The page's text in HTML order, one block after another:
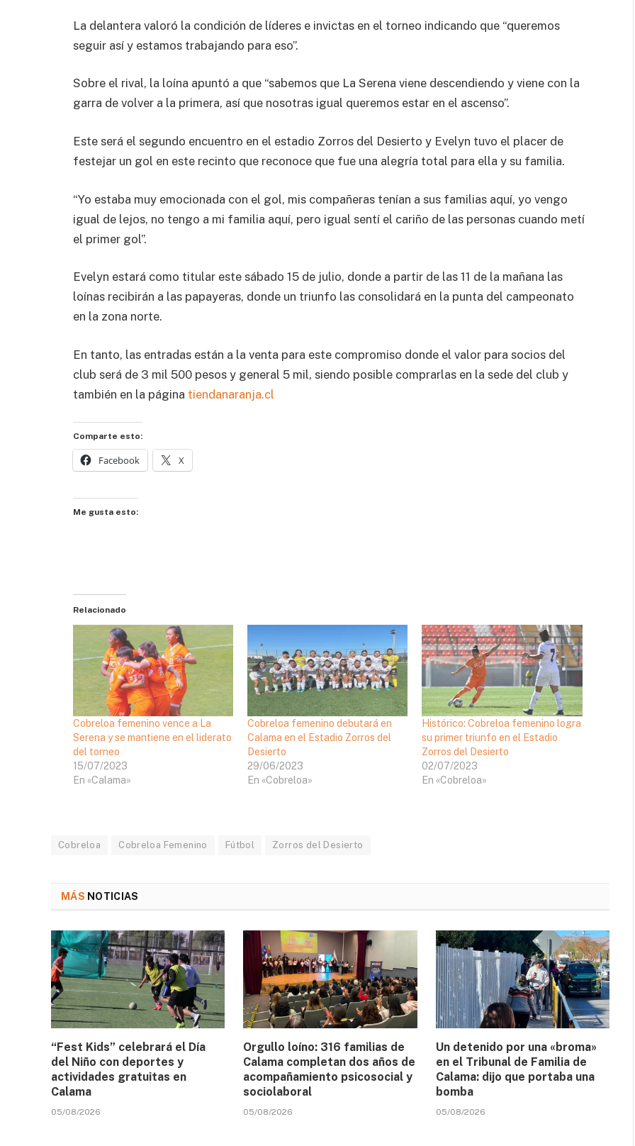
La delantera valoró la condición de líderes e invictas en el torneo indicando que “queremos
seguir así y estamos trabajando para eso”.
Sobre el rival, la loína apuntó a que “sabemos que La Serena viene descendiendo y viene con la
garra de volver a la primera, así que nosotras igual queremos estar en el ascenso”.
Este será el segundo encuentro en el estadio Zorros del Desierto y Evelyn tuvo el placer de
festejar un gol en este recinto que reconoce que fue una alegría total para ella y su familia.
“Yo estaba muy emocionada con el gol, mis compañeras tenían a sus familias aquí, yo vengo
igual de lejos, no tengo a mi familia aquí, pero igual sentí el cariño de las personas cuando metí
el primer gol”.
Evelyn estará como titular este sábado 15 de julio, donde a partir de las 11 de la mañana las
loínas recibirán a las papayeras, donde un triunfo las consolidará en la punta del campeonato
en la zona norte.
En tanto, las entradas están a la venta para este compromiso donde el valor para socios del
club será de 3 mil 500 pesos y general 5 mil, siendo posible comprarlas en la sede del club y
también en la página tiendanaranja.cl
Comparte esto:
Facebook X
Me gusta esto:
Relacionado
Cobreloa femenino vence a La
Serena y se mantiene en el liderato
del torneo
15/07/2023
En «Calama»
Cobreloa femenino debutará en
Calama en el Estadio Zorros del
Desierto
29/06/2023
En «Cobreloa»
Histórico: Cobreloa femenino logra
su primer triunfo en el Estadio
Zorros del Desierto
02/07/2023
En «Cobreloa»
Cobreloa Cobreloa Femenino Fútbol Zorros del Desierto
MÁS NOTICIAS
“Fest Kids” celebrará el Día
del Niño con deportes y
actividades gratuitas en
Calama
05/08/2026
Orgullo loíno: 316 familias de
Calama completan dos años de
acompañamiento psicosocial y
sociolaboral
05/08/2026
Un detenido por una «broma»
en el Tribunal de Familia de
Calama: dijo que portaba una
bomba
05/08/2026